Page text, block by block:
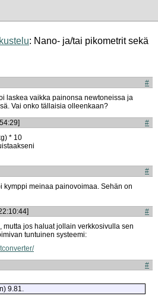
: Nano- ja/tai pikometrit sekä
#
laskea vaikka painonsa newtoneissa ja
Vai onko tällaisia olleenkaan?
#
* 10
#
kymppi meinaa painovoimaa. Sehän on
#
mutta jos haluat jollain verkkosivulla sen
tuntuinen systeemi:
#
9.81.